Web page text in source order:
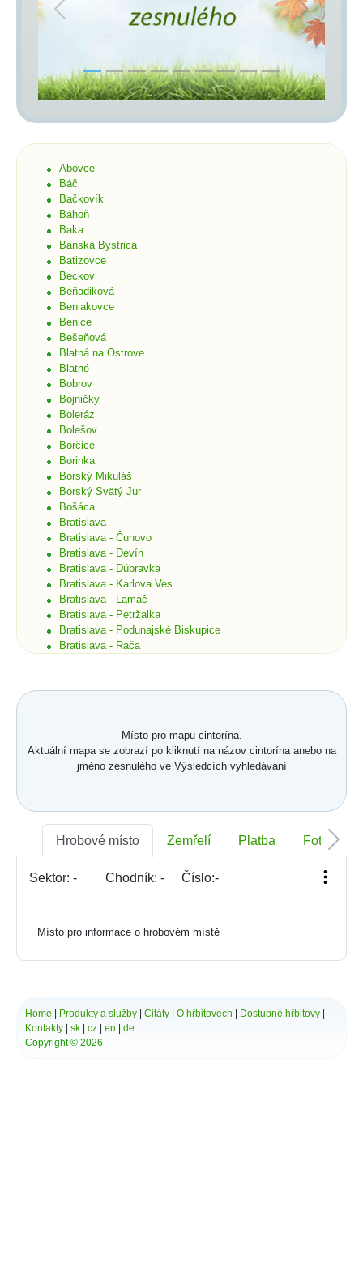
Previous Next
Abovce
Báč
Bačkovík
Báhoň
Baka
Banská Bystrica
Batizovce
Beckov
Beňadiková
Beniakovce
Benice
Bešeňová
Blatná na Ostrove
Blatné
Bobrov
Bojničky
Boleráz
Bolešov
Borčice
Borinka
Borský Mikuláš
Borský Svätý Jur
Bošáca
Bratislava
Bratislava - Čunovo
Bratislava - Devín
Bratislava - Dúbravka
Bratislava - Karlova Ves
Bratislava - Lamač
Bratislava - Petržalka
Bratislava - Podunajské Biskupice
Bratislava - Rača
Bratislava - Staré Mesto
Bratislava - Záhorská Bystrica
Brekov
Bretka
Budmerice
Bukovec okr. Košice
Bukovec okr. Myjava
Buzica
Bystrička
Bziny
Červený Kláštor
Chlebnice
Chocholná - Velčice
Místo pro mapu cintorína.
Aktuální mapa se zobrazí po kliknutí na názov cintorína anebo na
jméno zesnulého ve Výsledcích vyhledávání
Hrobové místo Zemřelí Platba Foto
Sektor: - Chodník: - Číslo:-
Místo pro informace o hrobovém místě
Home Produkty a služby Citáty O hřbitovech Dostupné hřbitovy
Kontakty
sk cz en
de
Copyright © 2026